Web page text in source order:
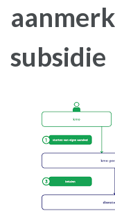
subsidie